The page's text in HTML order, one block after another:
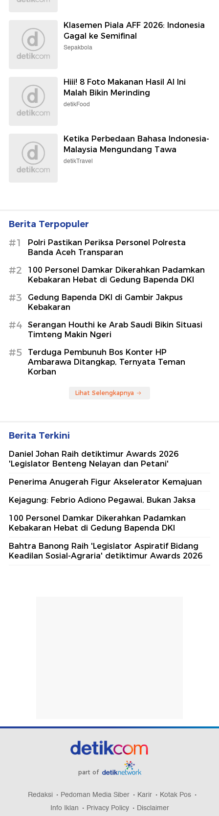
Klasemen Piala AFF 2026: Indonesia
Gagal ke Semifinal
Sepakbola
Hiii! 8 Foto Makanan Hasil AI Ini
Malah Bikin Merinding
detikFood
Ketika Perbedaan Bahasa Indonesia-
Malaysia Mengundang Tawa
detikTravel
Berita Terpopuler
#1
Polri Pastikan Periksa Personel Polresta
Banda Aceh Transparan
#2
100 Personel Damkar Dikerahkan Padamkan
Kebakaran Hebat di Gedung Bapenda DKI
#3
Gedung Bapenda DKI di Gambir Jakpus
Kebakaran
#4
Serangan Houthi ke Arab Saudi Bikin Situasi
Timteng Makin Ngeri
#5
Terduga Pembunuh Bos Konter HP
Ambarawa Ditangkap, Ternyata Teman
Korban
Lihat Selengkapnya
Berita Terkini
Daniel Johan Raih detiktimur Awards 2026
'Legislator Benteng Nelayan dan Petani'
Penerima Anugerah Figur Akselerator Kemajuan
Kejagung: Febrio Adiono Pegawai, Bukan Jaksa
100 Personel Damkar Dikerahkan Padamkan
Kebakaran Hebat di Gedung Bapenda DKI
Bahtra Banong Raih 'Legislator Aspiratif Bidang
Keadilan Sosial-Agraria' detiktimur Awards 2026
part of
Redaksi Pedoman Media Siber Karir
Kotak Pos
Info Iklan
Privacy Policy Disclaimer